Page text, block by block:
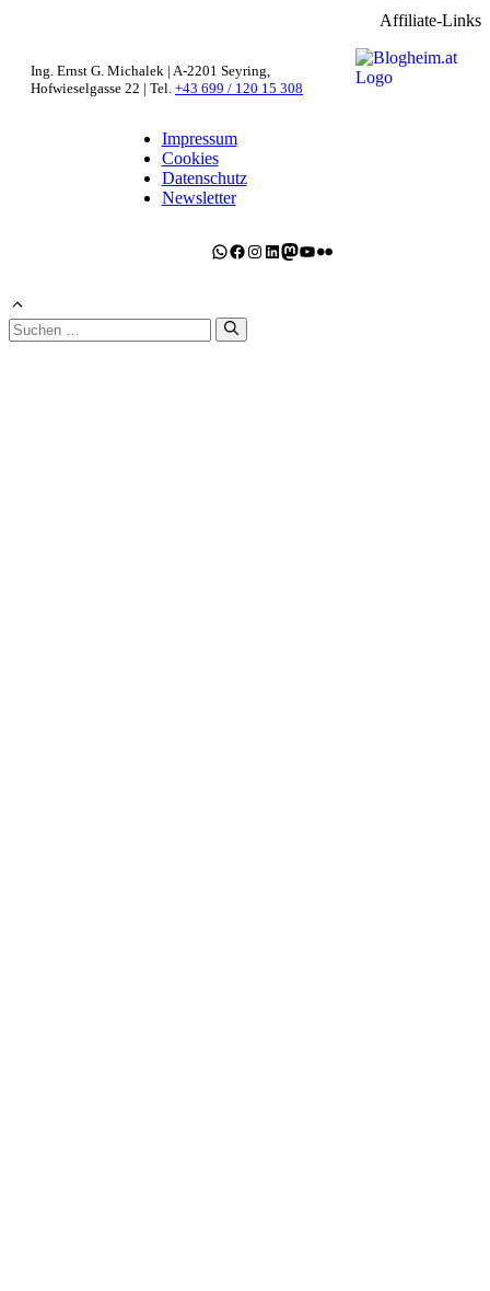
Affiliate-Links
Ing. Ernst G. Michalek | A-2201 Seyring,
Hofwieselgasse 22 | Tel. +43 699 / 120 15 308
Impressum
Cookies
Datenschutz
Newsletter
WhatsApp
Facebook
Instagram
LinkedIn
Mastodon
YouTube
Flickr
Suchen
nach: